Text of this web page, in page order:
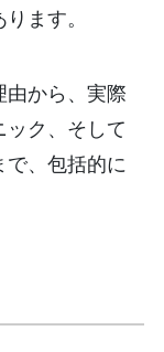
ます。
由から、実際
ク、そして
、包括的に